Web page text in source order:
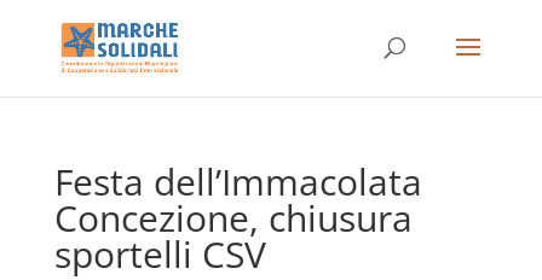
Festa dell’Immacolata
Concezione, chiusura
sportelli CSV